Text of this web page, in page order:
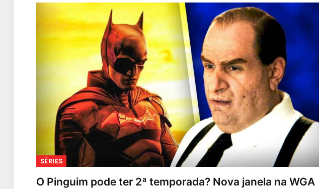
SÉRIES
O Pinguim pode ter 2ª temporada? Nova janela na WGA